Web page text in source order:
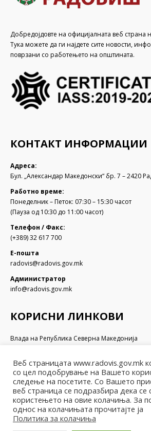
Добредојдовте на официјалната веб
Тука можете да ги најдете сите новости,
поврзани со работењето на општината.
КОНТАКТ ИНФОРМАЦИИ
Адреса:
Бул. „Александар Македонски“ бр. 7 – 2420
Работно време:
Понеделник – Петок: 07:30 – 15:30 часот
(Пауза од 10:30 до 11:00 часот)
Телефон / Факс:
(+389) 32 617 700
Е-пошта
radovis@radovis.gov.mk
Администратор
info@radovis.gov.mk
КОРИСНИ ЛИНКОВИ
Влада на Република Северна Македонија
Министерство за финансии
Министерство за транспорт и врски
Министерство за локална самоуправа
Министерство за информатичко општество
Министерство за образование и наука
Веб страницата www.radovis.gov.mk
со цел подобрување на Вашето
следење на посетите. Со Вашето
веб страница се подразбира дека се
користењето на овие колачиња. За
однос на колачињата прочитајте ја
Политика за колачиња